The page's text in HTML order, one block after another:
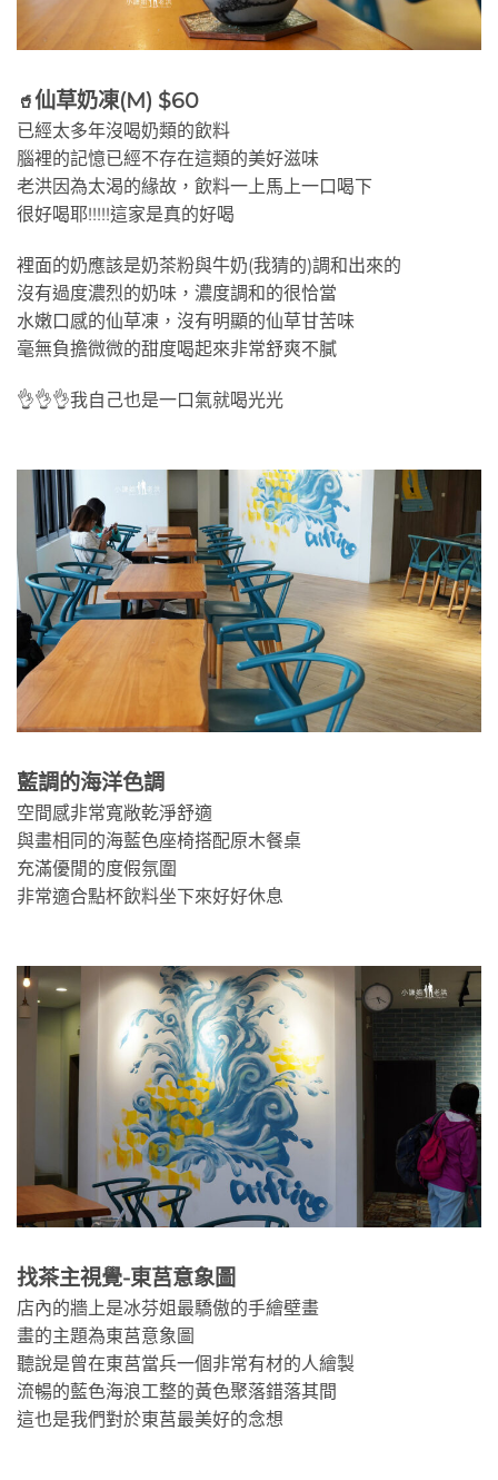
🥤仙草奶凍(M) $60
已經太多年沒喝奶類的飲料
腦裡的記憶已經不存在這類的美好滋味
老洪因為太渴的緣故，飲料一上馬上一口喝下
很好喝耶!!!!!這家是真的好喝
裡面的奶應該是奶茶粉與牛奶(我猜的)調和出來的
沒有過度濃烈的奶味，濃度調和的很恰當
水嫩口感的仙草凍，沒有明顯的仙草甘苦味
毫無負擔微微的甜度喝起來非常舒爽不膩
👌👌👌我自己也是一口氣就喝光光
藍調的海洋色調
空間感非常寬敞乾淨舒適
與畫相同的海藍色座椅搭配原木餐桌
充滿優閒的度假氛圍
非常適合點杯飲料坐下來好好休息
找茶主視覺-東莒意象圖
店內的牆上是冰芬姐最驕傲的手繪壁畫
畫的主題為東莒意象圖
聽說是曾在東莒當兵一個非常有材的人繪製
流暢的藍色海浪工整的黃色聚落錯落其間
這也是我們對於東莒最美好的念想